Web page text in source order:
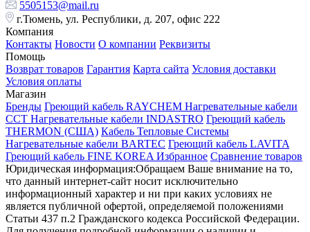
5505153@mail.ru
г.Тюмень, ул. Республики, д. 207, офис 222
Компания
Контакты Новости О компании Реквизиты
Помощь
Возврат товаров Гарантия Карта сайта Условия доставки
Условия оплаты
Магазин
Бренды Греющий кабель RAYCHEM Нагревательные кабели
ССТ Нагревательные кабели INDASTRO Греющий кабель
THERMON (США) Кабель Тепловые Системы
Нагревательные кабели BARTEC Греющий кабель LAVITA
Греющий кабель FINE KOREA Избранное Сравнение товаров
Юридическая информация:Обращаем Ваше внимание на то,
что данный интернет-сайт носит исключительно
информационный характер и ни при каких условиях не
является публичной офертой, определяемой положениями
Статьи 437 п.2 Гражданского кодекса Российской Федерации.